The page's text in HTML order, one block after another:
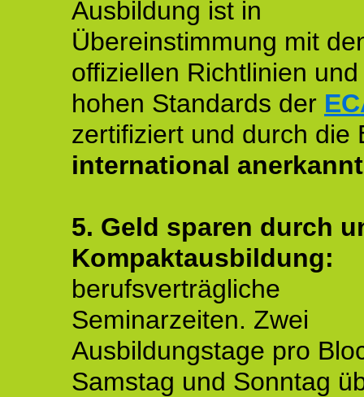
Ausbildung ist in
Übereinstimmung mit
offiziellen Richtlinien
hohen Standards der
zertifiziert und durch die
international
5. Geld sparen durch
Kompaktausbildung:
berufsverträgliche
Seminarzeiten. Zwei
Ausbildungstage pro
Samstag und Sonntag